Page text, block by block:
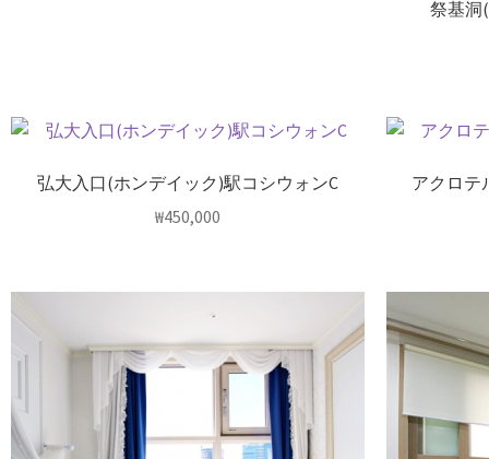
祭基洞
弘大入口(ホンデイック)駅コシウォンC
₩450,000
アクロテ